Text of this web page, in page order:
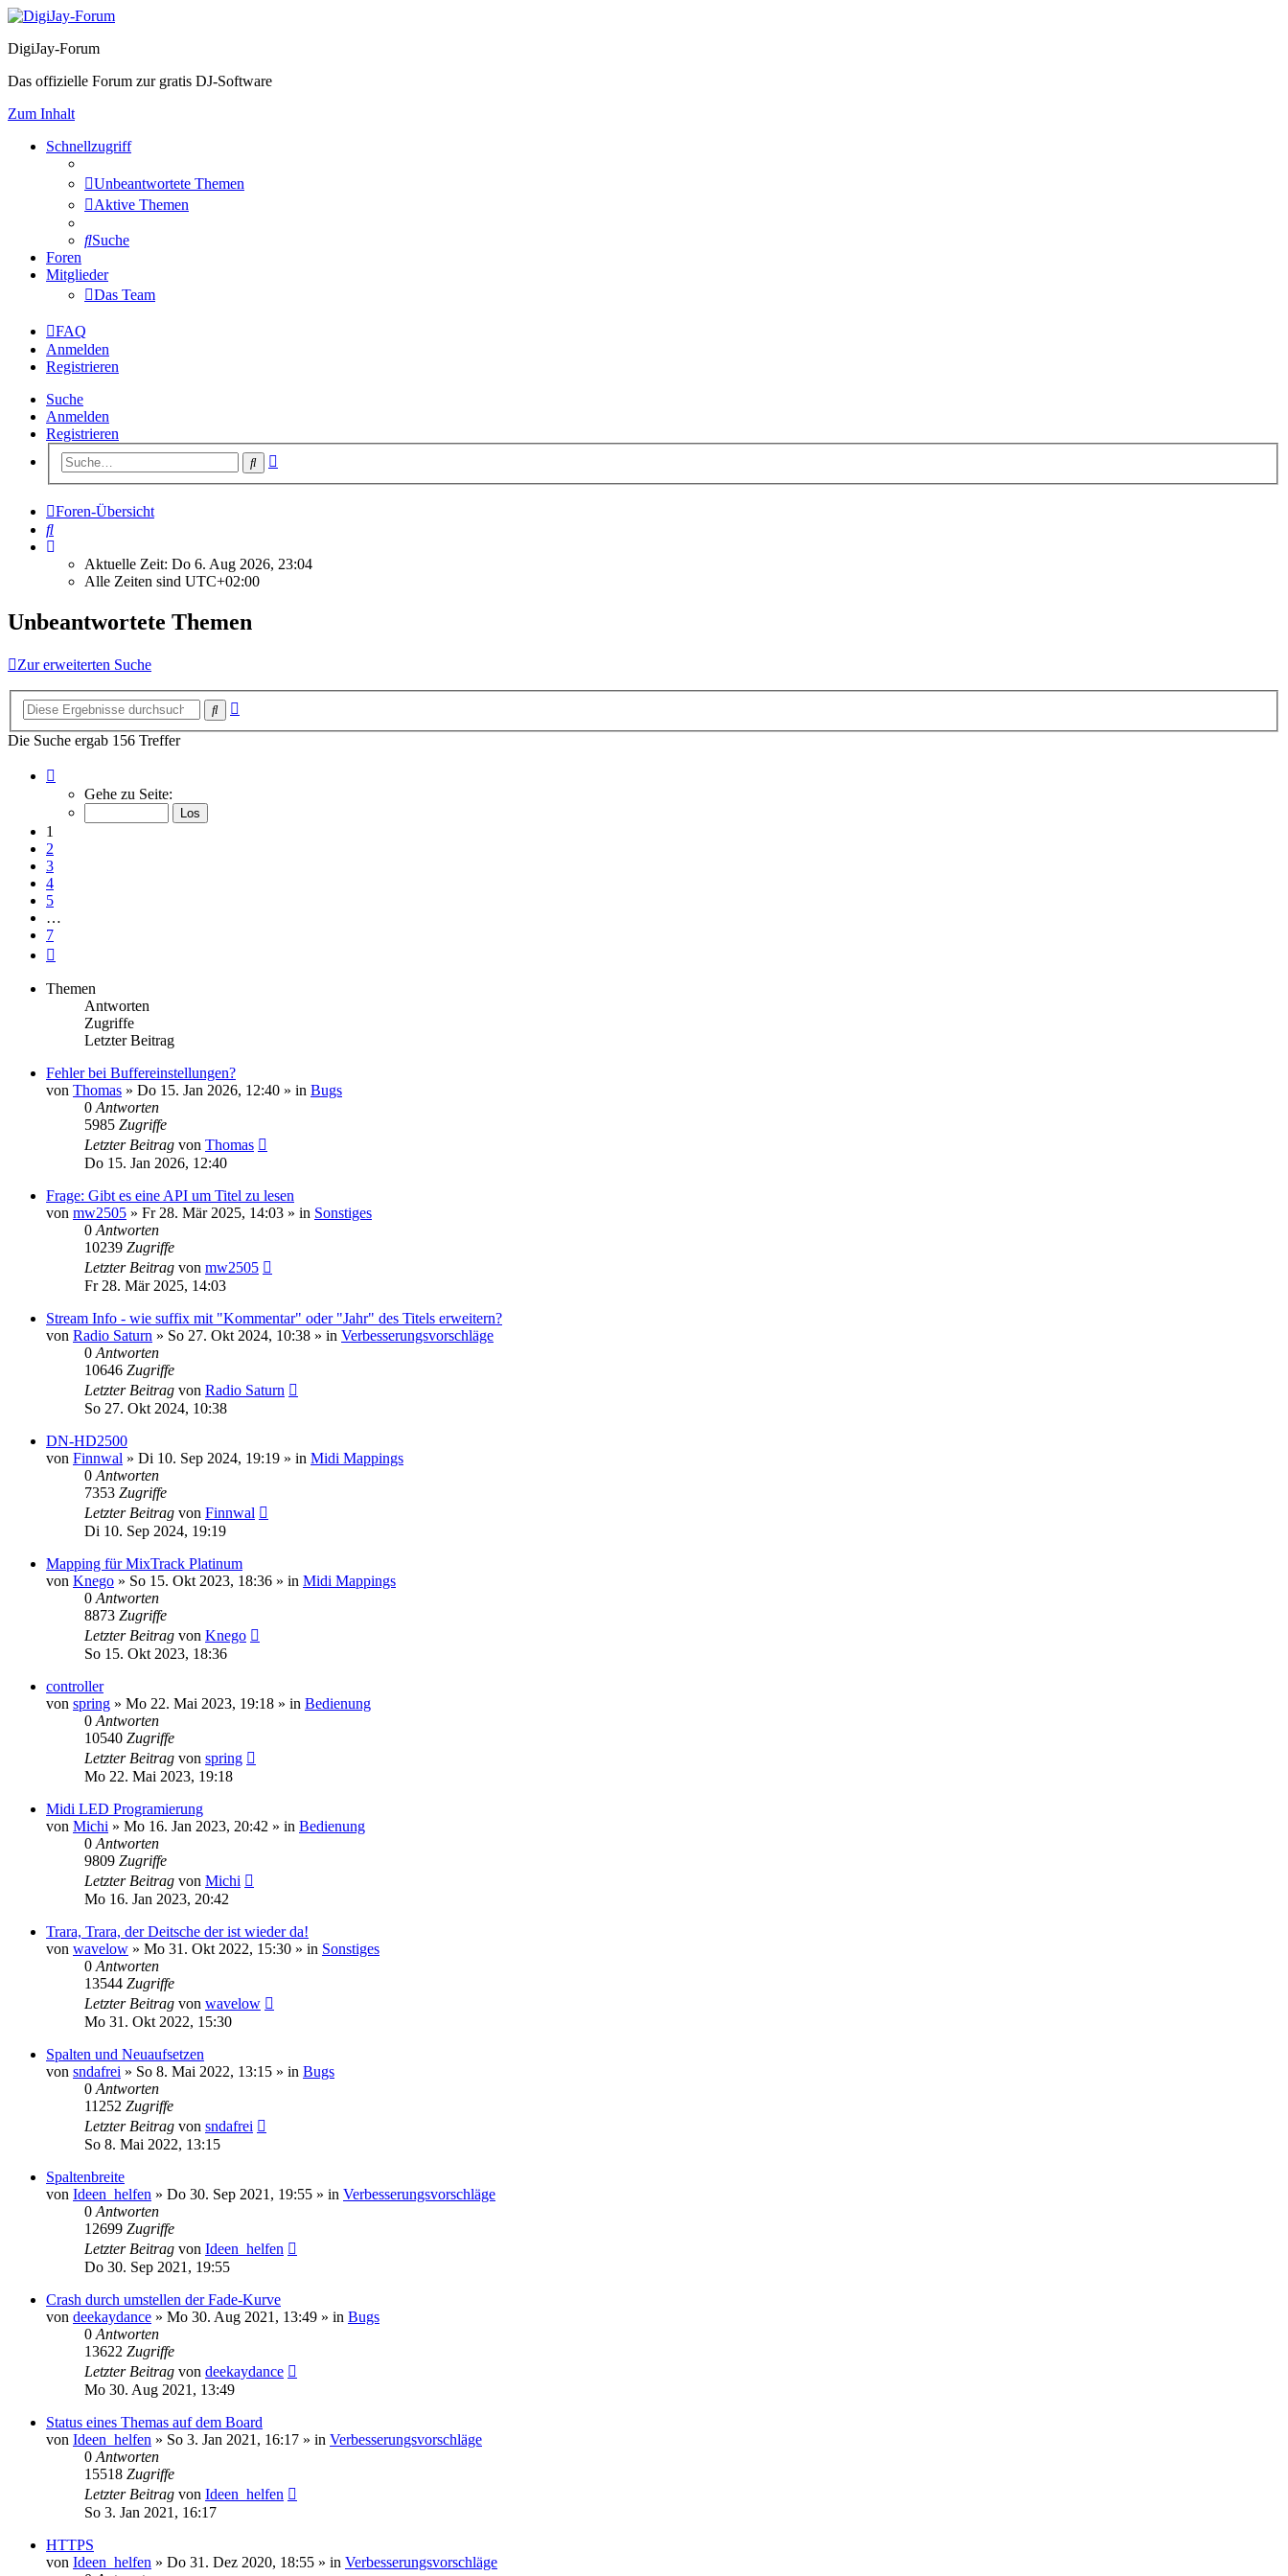
DigiJay-Forum
Das offizielle Forum zur gratis DJ-Software
Zum Inhalt
Schnellzugriff
Unbeantwortete Themen
Aktive Themen
Suche
Foren
Mitglieder
Das Team
FAQ
Anmelden
Registrieren
Suche
Anmelden
Registrieren
Suche
Foren-Übersicht
Suche
Aktuelle Zeit: Do 6. Aug 2026, 23:04
Alle Zeiten sind UTC+02:00
Unbeantwortete Themen
Zur erweiterten Suche
Suche
Die Suche ergab 156 Treffer
von
Gehe zu Seite:
1
2
3
4
5
…
7
Themen
Antworten
Zugriffe
Letzter Beitrag
Fehler bei Buffereinstellungen?
von Thomas » Do 15. Jan 2026, 12:40 » in Bugs
0 Antworten
5985 Zugriffe
Letzter Beitrag von Thomas
Do 15. Jan 2026, 12:40
Frage: Gibt es eine API um Titel zu lesen
von mw2505 » Fr 28. Mär 2025, 14:03 » in Sonstiges
0 Antworten
10239 Zugriffe
Letzter Beitrag von mw2505
Fr 28. Mär 2025, 14:03
Stream Info - wie suffix mit "Kommentar" oder "Jahr" des Titels erweitern?
von Radio Saturn » So 27. Okt 2024, 10:38 » in Verbesserungsvorschläge
0 Antworten
10646 Zugriffe
Letzter Beitrag von Radio Saturn
So 27. Okt 2024, 10:38
DN-HD2500
von Finnwal » Di 10. Sep 2024, 19:19 » in Midi Mappings
0 Antworten
7353 Zugriffe
Letzter Beitrag von Finnwal
Di 10. Sep 2024, 19:19
Mapping für MixTrack Platinum
von Knego » So 15. Okt 2023, 18:36 » in Midi Mappings
0 Antworten
8873 Zugriffe
Letzter Beitrag von Knego
So 15. Okt 2023, 18:36
controller
von spring » Mo 22. Mai 2023, 19:18 » in Bedienung
0 Antworten
10540 Zugriffe
Letzter Beitrag von spring
Mo 22. Mai 2023, 19:18
Midi LED Programierung
von Michi » Mo 16. Jan 2023, 20:42 » in Bedienung
0 Antworten
9809 Zugriffe
Letzter Beitrag von Michi
Mo 16. Jan 2023, 20:42
Trara, Trara, der Deitsche der ist wieder da!
von wavelow » Mo 31. Okt 2022, 15:30 » in Sonstiges
0 Antworten
13544 Zugriffe
Letzter Beitrag von wavelow
Mo 31. Okt 2022, 15:30
Spalten und Neuaufsetzen
von sndafrei » So 8. Mai 2022, 13:15 » in Bugs
0 Antworten
11252 Zugriffe
Letzter Beitrag von sndafrei
So 8. Mai 2022, 13:15
Spaltenbreite
von Ideen_helfen » Do 30. Sep 2021, 19:55 » in Verbesserungsvorschläge
0 Antworten
12699 Zugriffe
Letzter Beitrag von Ideen_helfen
Do 30. Sep 2021, 19:55
Crash durch umstellen der Fade-Kurve
von deekaydance » Mo 30. Aug 2021, 13:49 » in Bugs
0 Antworten
13622 Zugriffe
Letzter Beitrag von deekaydance
Mo 30. Aug 2021, 13:49
Status eines Themas auf dem Board
von Ideen_helfen » So 3. Jan 2021, 16:17 » in Verbesserungsvorschläge
0 Antworten
15518 Zugriffe
Letzter Beitrag von Ideen_helfen
So 3. Jan 2021, 16:17
HTTPS
von Ideen_helfen » Do 31. Dez 2020, 18:55 » in Verbesserungsvorschläge